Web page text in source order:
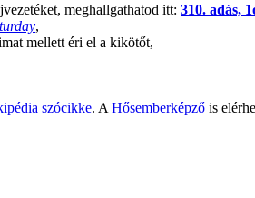
meghallgathatod itt: 310. adás,
,
mellett éri el a kikötőt,
szócikke. A Hősemberképző is